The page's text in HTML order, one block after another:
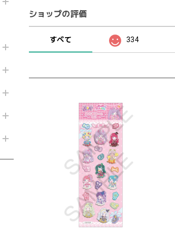
ショップの評価
すべて 334